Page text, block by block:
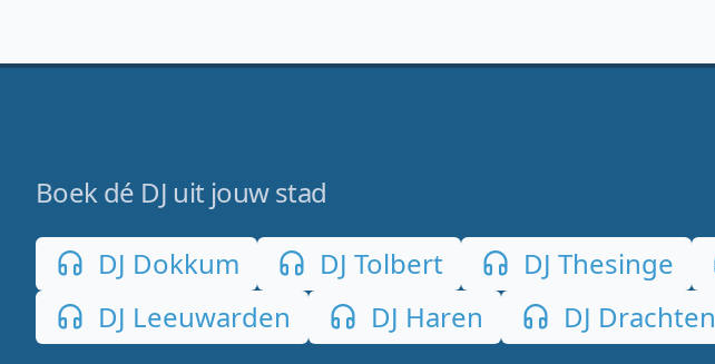
Boek dé DJ uit jouw stad
DJ Dokkum
DJ Tolbert DJ Thesinge
DJ Leeuwarden
DJ Haren DJ Drachten